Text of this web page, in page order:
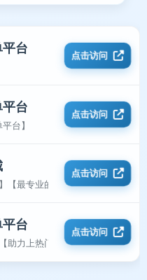
台 点击访问
台
台】
点击访问
【最专业的平台】
点击访问
台
助力上热门】
点击访问